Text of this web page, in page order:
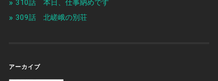
310話 本日、仕事納めです
309話 北嵯峨の別荘
アーカイブ